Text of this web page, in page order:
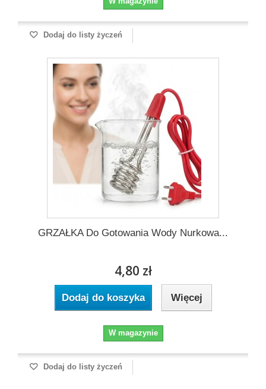
Dodaj do listy życzeń
GRZAŁKA Do Gotowania Wody Nurkowa...
4,80 zł
Dodaj do koszyka Więcej
W magazynie
Dodaj do listy życzeń